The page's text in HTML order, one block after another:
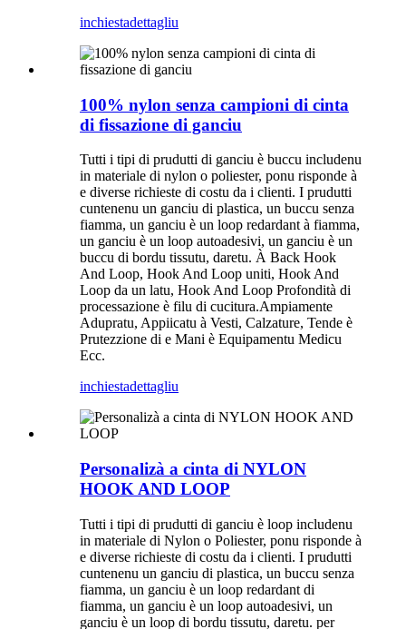
inchiestadettagliu
100% nylon senza campioni di cinta
di fissazione di ganciu
Tutti i tipi di prudutti di ganciu è buccu includenu
in materiale di nylon o poliester, ponu risponde à
e diverse richieste di costu da i clienti. I prudutti
cuntenenu un ganciu di plastica, un buccu senza
fiamma, un ganciu è un loop redardant à fiamma,
un ganciu è un loop autoadesivi, un ganciu è un
buccu di bordu tissutu, daretu. À Back Hook
And Loop, Hook And Loop uniti, Hook And
Loop da un latu, Hook And Loop Profondità di
processazione è filu di cucitura.Ampiamente
Adupratu, Appiicatu à Vesti, Calzature, Tende è
Prutezzione di e Mani è Equipamentu Medicu
Ecc.
inchiestadettagliu
Personalizà a cinta di NYLON
HOOK AND LOOP
Tutti i tipi di prudutti di ganciu è loop includenu
in materiale di Nylon o Poliester, ponu risponde à
e diverse richieste di costu da i clienti. I prudutti
cuntenenu un ganciu di plastica, un buccu senza
fiamma, un ganciu è un loop redardant di
fiamma, un ganciu è un loop autoadesivi, un
ganciu è un loop di bordu tissutu, daretu. per